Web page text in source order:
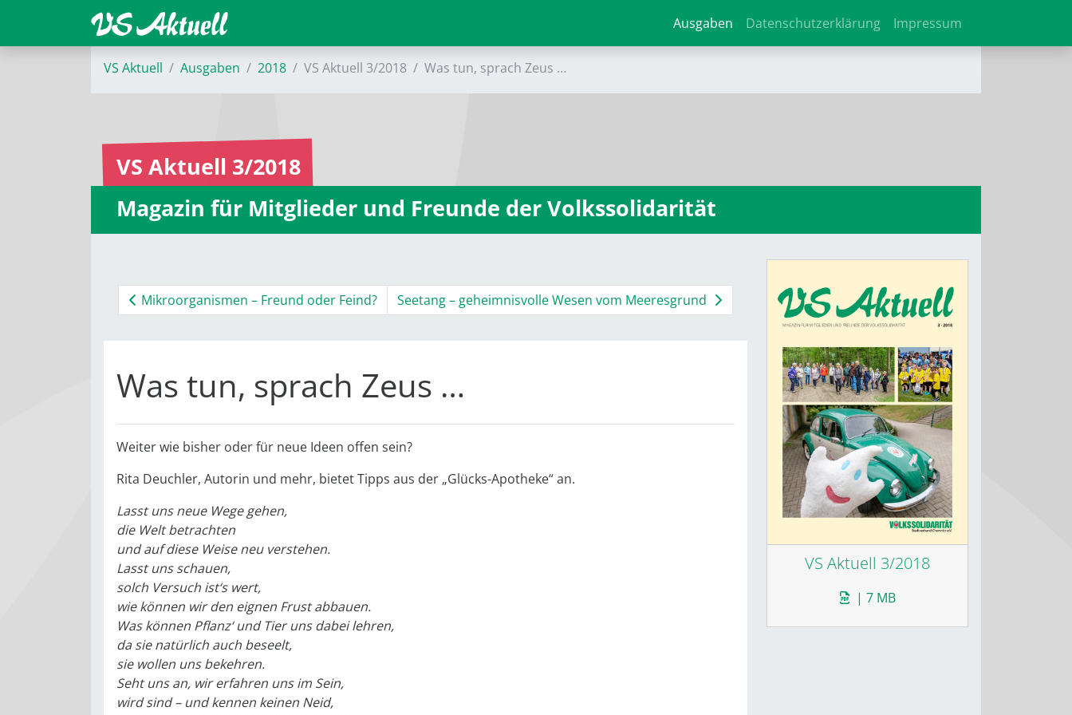
Ausgaben Datenschutzerklärung Impressum
VS Aktuell Ausgaben 2018 VS Aktuell 3/2018 Was tun, sprach Zeus …
VS Aktuell 3/2018
Magazin für Mitglieder und Freunde der Volkssolidarität
VS Aktuell 3/2018
| 7 MB
Mikroorganismen – Freund oder Feind? Seetang – geheimnisvolle Wesen vom Meeresgrund
Was tun, sprach Zeus …
Weiter wie bisher oder für neue Ideen offen sein?
Rita ­Deuchler, ­Autorin und mehr, ­bietet Tipps aus der „Glücks-Apotheke“ an.
Lasst uns neue Wege gehen,
die Welt betrachten
und auf diese Weise neu verstehen.
Lasst uns schauen,
solch Versuch ist‘s wert,
wie können wir den eignen Frust abbauen.
Was können Pflanz‘ und Tier uns dabei lehren,
da sie natürlich auch beseelt,
sie wollen uns bekehren.
Seht uns an, wir erfahren uns im Sein,
wird sind – und kennen keinen Neid,